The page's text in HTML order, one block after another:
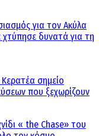
για τον Ακύλα
χτύπησε δυνατά για τη
σημείο
που ξεχωρίζουν
« the Chase» του